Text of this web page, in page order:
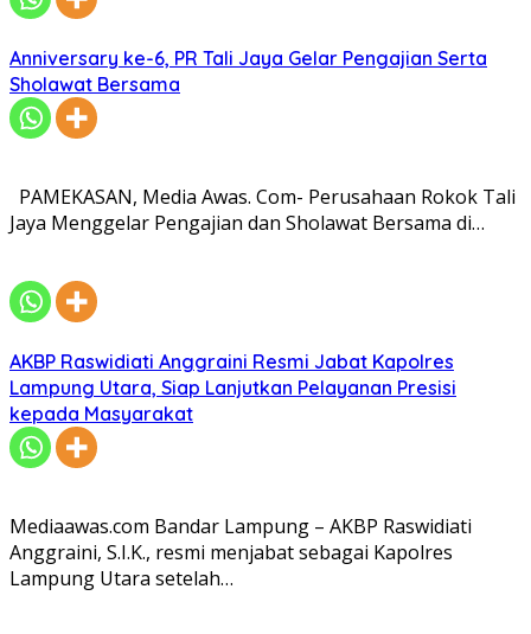
Anniversary ke-6, PR Tali Jaya Gelar Pengajian Serta
Sholawat Bersama
PAMEKASAN, Media Awas. Com- Perusahaan Rokok Tali
Jaya Menggelar Pengajian dan Sholawat Bersama di…
AKBP Raswidiati Anggraini Resmi Jabat Kapolres
Lampung Utara, Siap Lanjutkan Pelayanan Presisi
kepada Masyarakat
Mediaawas.com Bandar Lampung – AKBP Raswidiati
Anggraini, S.I.K., resmi menjabat sebagai Kapolres
Lampung Utara setelah…